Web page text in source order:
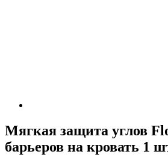
Мягкая защита углов
барьеров на кровать 1